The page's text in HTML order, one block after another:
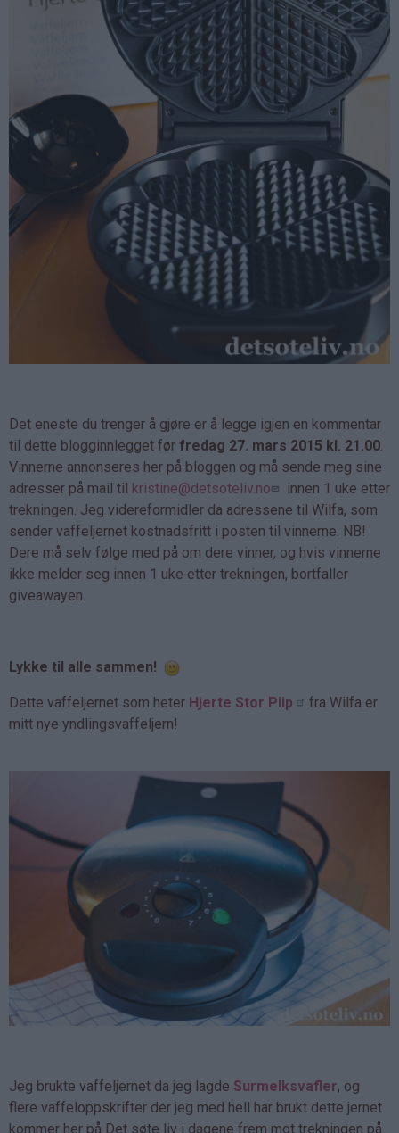
Det eneste du trenger å gjøre er å legge igjen en kommentar
til dette blogginnlegget før fredag 27. mars 2015 kl. 21.00.
Vinnerne annonseres her på bloggen og må sende meg sine
adresser på mail til kristine@detsoteliv.no
innen 1 uke etter
trekningen. Jeg videreformidler da adressene til Wilfa, som
sender vaffeljernet kostnadsfritt i posten til vinnerne. NB!
Dere må selv følge med på om dere vinner, og hvis vinnerne
ikke melder seg innen 1 uke etter trekningen, bortfaller
giveawayen.
Lykke til alle sammen!
Dette vaffeljernet som heter Hjerte Stor Piip
fra Wilfa er
mitt nye yndlingsvaffeljern!
Jeg brukte vaffeljernet da jeg lagde Surmelksvafler, og
flere vaffeloppskrifter der jeg med hell har brukt dette jernet
kommer her på Det søte liv i dagene frem mot trekningen på